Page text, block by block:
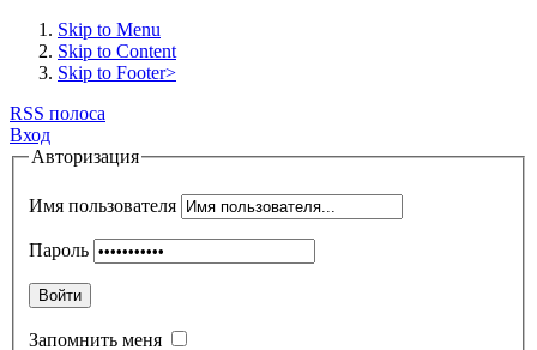
Skip to Menu
Skip to Content
Skip to Footer>
RSS полоса
Вход
Авторизация
Имя пользователя
Пароль
Войти
Запомнить меня